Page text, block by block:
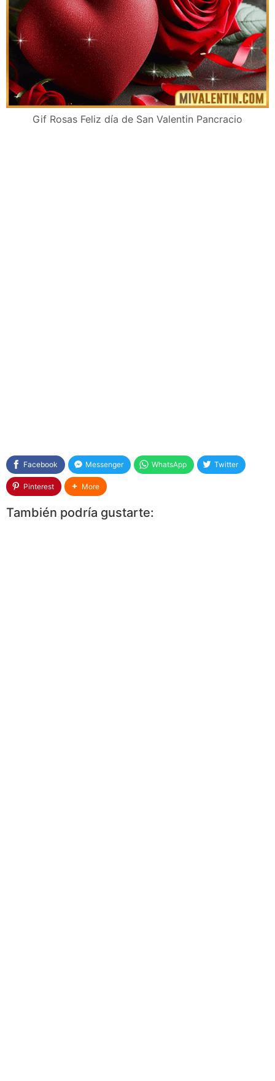
Gif Rosas Feliz día de San Valentin Pancracio
Facebook Messenger WhatsApp Twitter
Pinterest More
También podría gustarte: